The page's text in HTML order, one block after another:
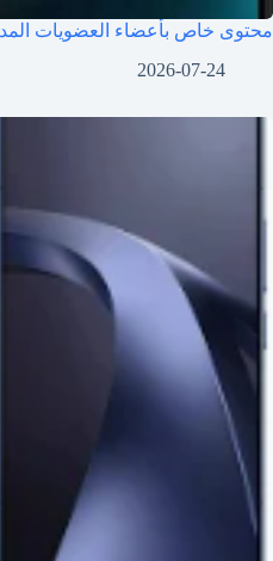
محتوى خاص بأعضاء العضويات
2026-07-24